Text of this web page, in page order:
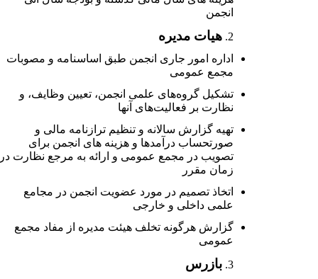
انجمن
هیات مدیره
اداره امور جاری انجمن طبق اساسنامه و مصوبات
مجمع عمومی
تشکیل گروه‌های علمی انجمن، تعیین وظایف، و
نظارت بر فعالیت‌های آنها
تهیه گزارش سالانه و تنظیم ترازنامه مالی و
صورتحساب درآمدها و هزینه های انجمن برای
تصویب در مجمع عمومی و ارائه به مرجع نظارت در
زمان مقرر
اتخاذ تصمیم در مورد عضویت انجمن در مجامع
علمی داخلی و خارجی
گزارش هرگونه تخلف هیئت مدیره از مفاد مجمع
عمومی
بازرس